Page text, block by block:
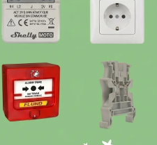
à jour sur le site
sous 24-48h : livraison rapide
après validation de commande